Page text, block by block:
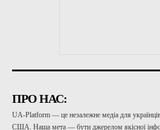
ПРО НАС:
UA-Platform — це незалежне медіа для
США. Наша мета — бути джерелом якісної